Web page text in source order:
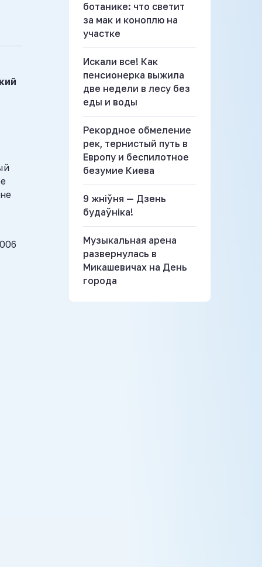
ботанике: что светит
за мак и коноплю на
участке
Искали все! Как
пенсионерка выжила
две недели в лесу без
еды и воды
Рекордное обмеление
рек, тернистый путь в
Европу и беспилотное
безумие Киева
9 жніўня — Дзень
будаўніка!
Музыкальная арена
развернулась в
Микашевичах на День
города